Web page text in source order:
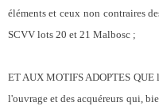
éléments et ceux non contraires
SCVV lots 20 et 21 Malbosc ;
ET AUX MOTIFS ADOPTES
l'ouvrage et des acquéreurs qui,